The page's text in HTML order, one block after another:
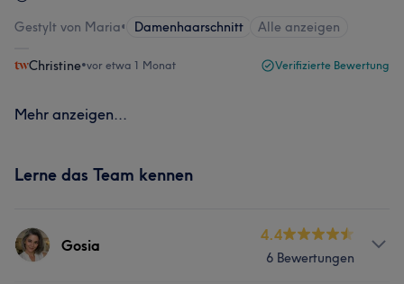
Gestylt von Maria• Damenhaarschnitt Alle anzeigen
Christine•vor etwa 1 Monat Verifizierte Bewertung
Mehr anzeigen...
Lerne das Team kennen
Gosia
4.4
6 Bewertungen